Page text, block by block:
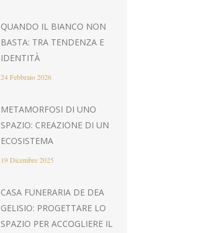
QUANDO IL BIANCO NON
BASTA: TRA TENDENZA E
IDENTITÀ
24 Febbraio 2026
METAMORFOSI DI UNO
SPAZIO: CREAZIONE DI UN
ECOSISTEMA
19 Dicembre 2025
CASA FUNERARIA DE DEA
GELISIO: PROGETTARE LO
SPAZIO PER ACCOGLIERE IL